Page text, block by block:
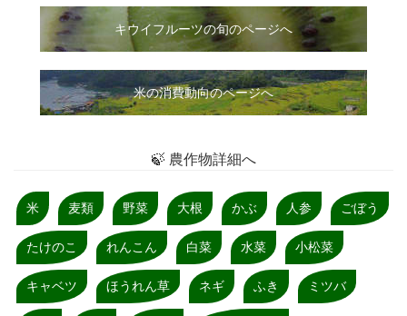
キウイフルーツの旬のページへ
米の消費動向のページへ
🍃 農作物詳細へ
米 麦類 野菜 大根 かぶ 人参 ごぼう
たけのこ れんこん 白菜 水菜 小松菜
キャベツ ほうれん草 ネギ ふき ミツバ